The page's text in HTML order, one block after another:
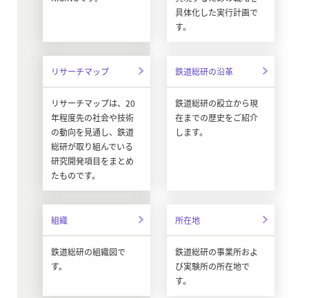
具体化した実行計画で
す。
リサーチマップ
リサーチマップは、20
年程度先の社会や技術
の動向を見通し、鉄道
総研が取り組んでいる
研究開発項目をまとめ
たものです。
鉄道総研の沿革
鉄道総研の設立から現
在までの歴史をご紹介
します。
組織
鉄道総研の組織図で
す。
所在地
鉄道総研の事業所およ
び実験所の所在地で
す。